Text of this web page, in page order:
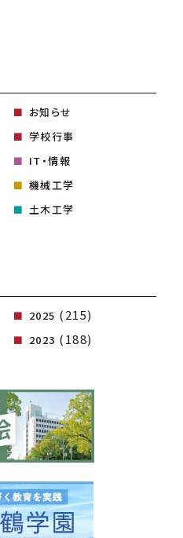
お知らせ
学校行事
IT・情報
機械工学
土木工学
2025 (215)
2023 (188)